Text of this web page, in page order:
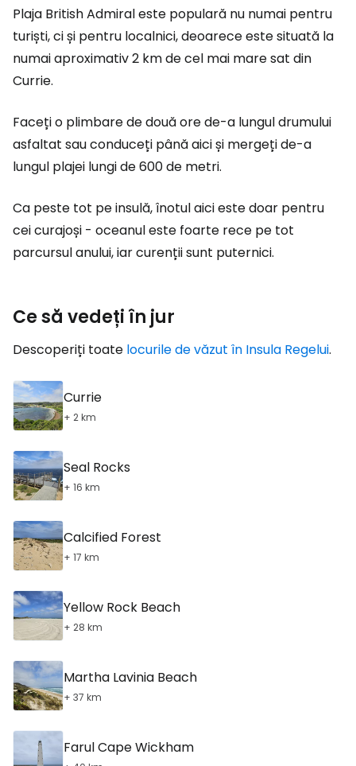
Plaja British Admiral este populară nu numai pentru
turiști, ci și pentru localnici, deoarece este situată la
numai aproximativ 2 km de cel mai mare sat din
Currie.
Faceți o plimbare de două ore de-a lungul drumului
asfaltat sau conduceți până aici și mergeți de-a
lungul plajei lungi de 600 de metri.
Ca peste tot pe insulă, înotul aici este doar pentru
cei curajoși - oceanul este foarte rece pe tot
parcursul anului, iar curenții sunt puternici.
Ce să vedeți în jur
Descoperiți toate locurile de văzut în Insula Regelui.
Currie
+ 2 km
Seal Rocks
+ 16 km
Calcified Forest
+ 17 km
Yellow Rock Beach
+ 28 km
Martha Lavinia Beach
+ 37 km
Farul Cape Wickham